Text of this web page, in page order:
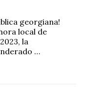
georgiana!
local de
la
…